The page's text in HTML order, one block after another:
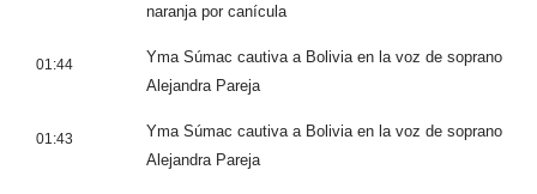
naranja por canícula
01:44
Yma Súmac cautiva a Bolivia en la voz de soprano
Alejandra Pareja
01:43
Yma Súmac cautiva a Bolivia en la voz de soprano
Alejandra Pareja